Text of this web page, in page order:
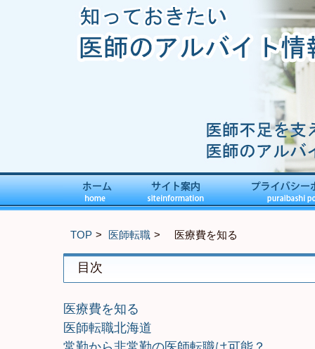
TOP 医師転職 医療費を知る
目次
医療費を知る
医師転職北海道